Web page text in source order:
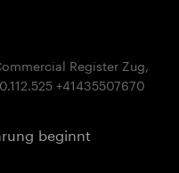
Register Zug,
beginnt